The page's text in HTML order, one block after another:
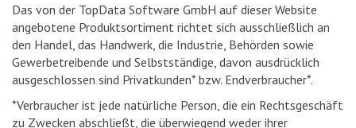
Das von der TopData Software GmbH auf dieser Website
angebotene Produktsortiment richtet sich ausschließlich an
den Handel, das Handwerk, die Industrie, Behörden sowie
Gewerbetreibende und Selbstständige, davon ausdrücklich
ausgeschlossen sind Privatkunden* bzw. Endverbraucher*.
*Verbraucher ist jede natürliche Person, die ein Rechtsgeschäft
zu Zwecken abschließt, die überwiegend weder ihrer